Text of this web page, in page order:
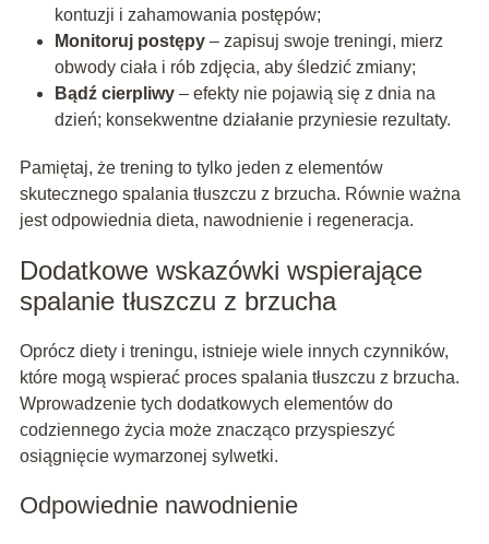
kontuzji i zahamowania postępów;
Monitoruj postępy– zapisuj swoje treningi, mierz
obwody ciała i rób zdjęcia, aby śledzić zmiany;
Bądź cierpliwy– efekty nie pojawią się z dnia na
dzień; konsekwentne działanie przyniesie rezultaty.
Pamiętaj, że trening to tylko jeden z elementów
skutecznego spalania tłuszczu z brzucha. Równie ważna
jest odpowiednia dieta, nawodnienie i regeneracja.
Dodatkowe wskazówki wspierające
spalanie tłuszczu z brzucha
Oprócz diety i treningu, istnieje wiele innych czynników,
które mogą wspierać proces spalania tłuszczu z brzucha.
Wprowadzenie tych dodatkowych elementów do
codziennego życia może znacząco przyspieszyć
osiągnięcie wymarzonej sylwetki.
Odpowiednie nawodnienie